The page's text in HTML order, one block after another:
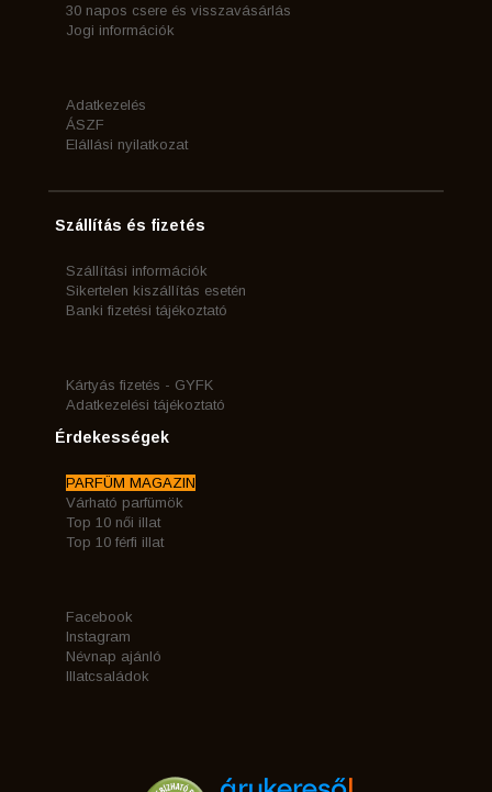
30 napos csere és visszavásárlás
Jogi információk
Adatkezelés
ÁSZF
Elállási nyilatkozat
Szállítás és fizetés
Szállítási információk
Sikertelen kiszállítás esetén
Banki fizetési tájékoztató
Kártyás fizetés - GYFK
Adatkezelési tájékoztató
Érdekességek
PARFÜM MAGAZIN
Várható parfümök
Top 10 női illat
Top 10 férfi illat
Facebook
Instagram
Névnap ajánló
Illatcsaládok